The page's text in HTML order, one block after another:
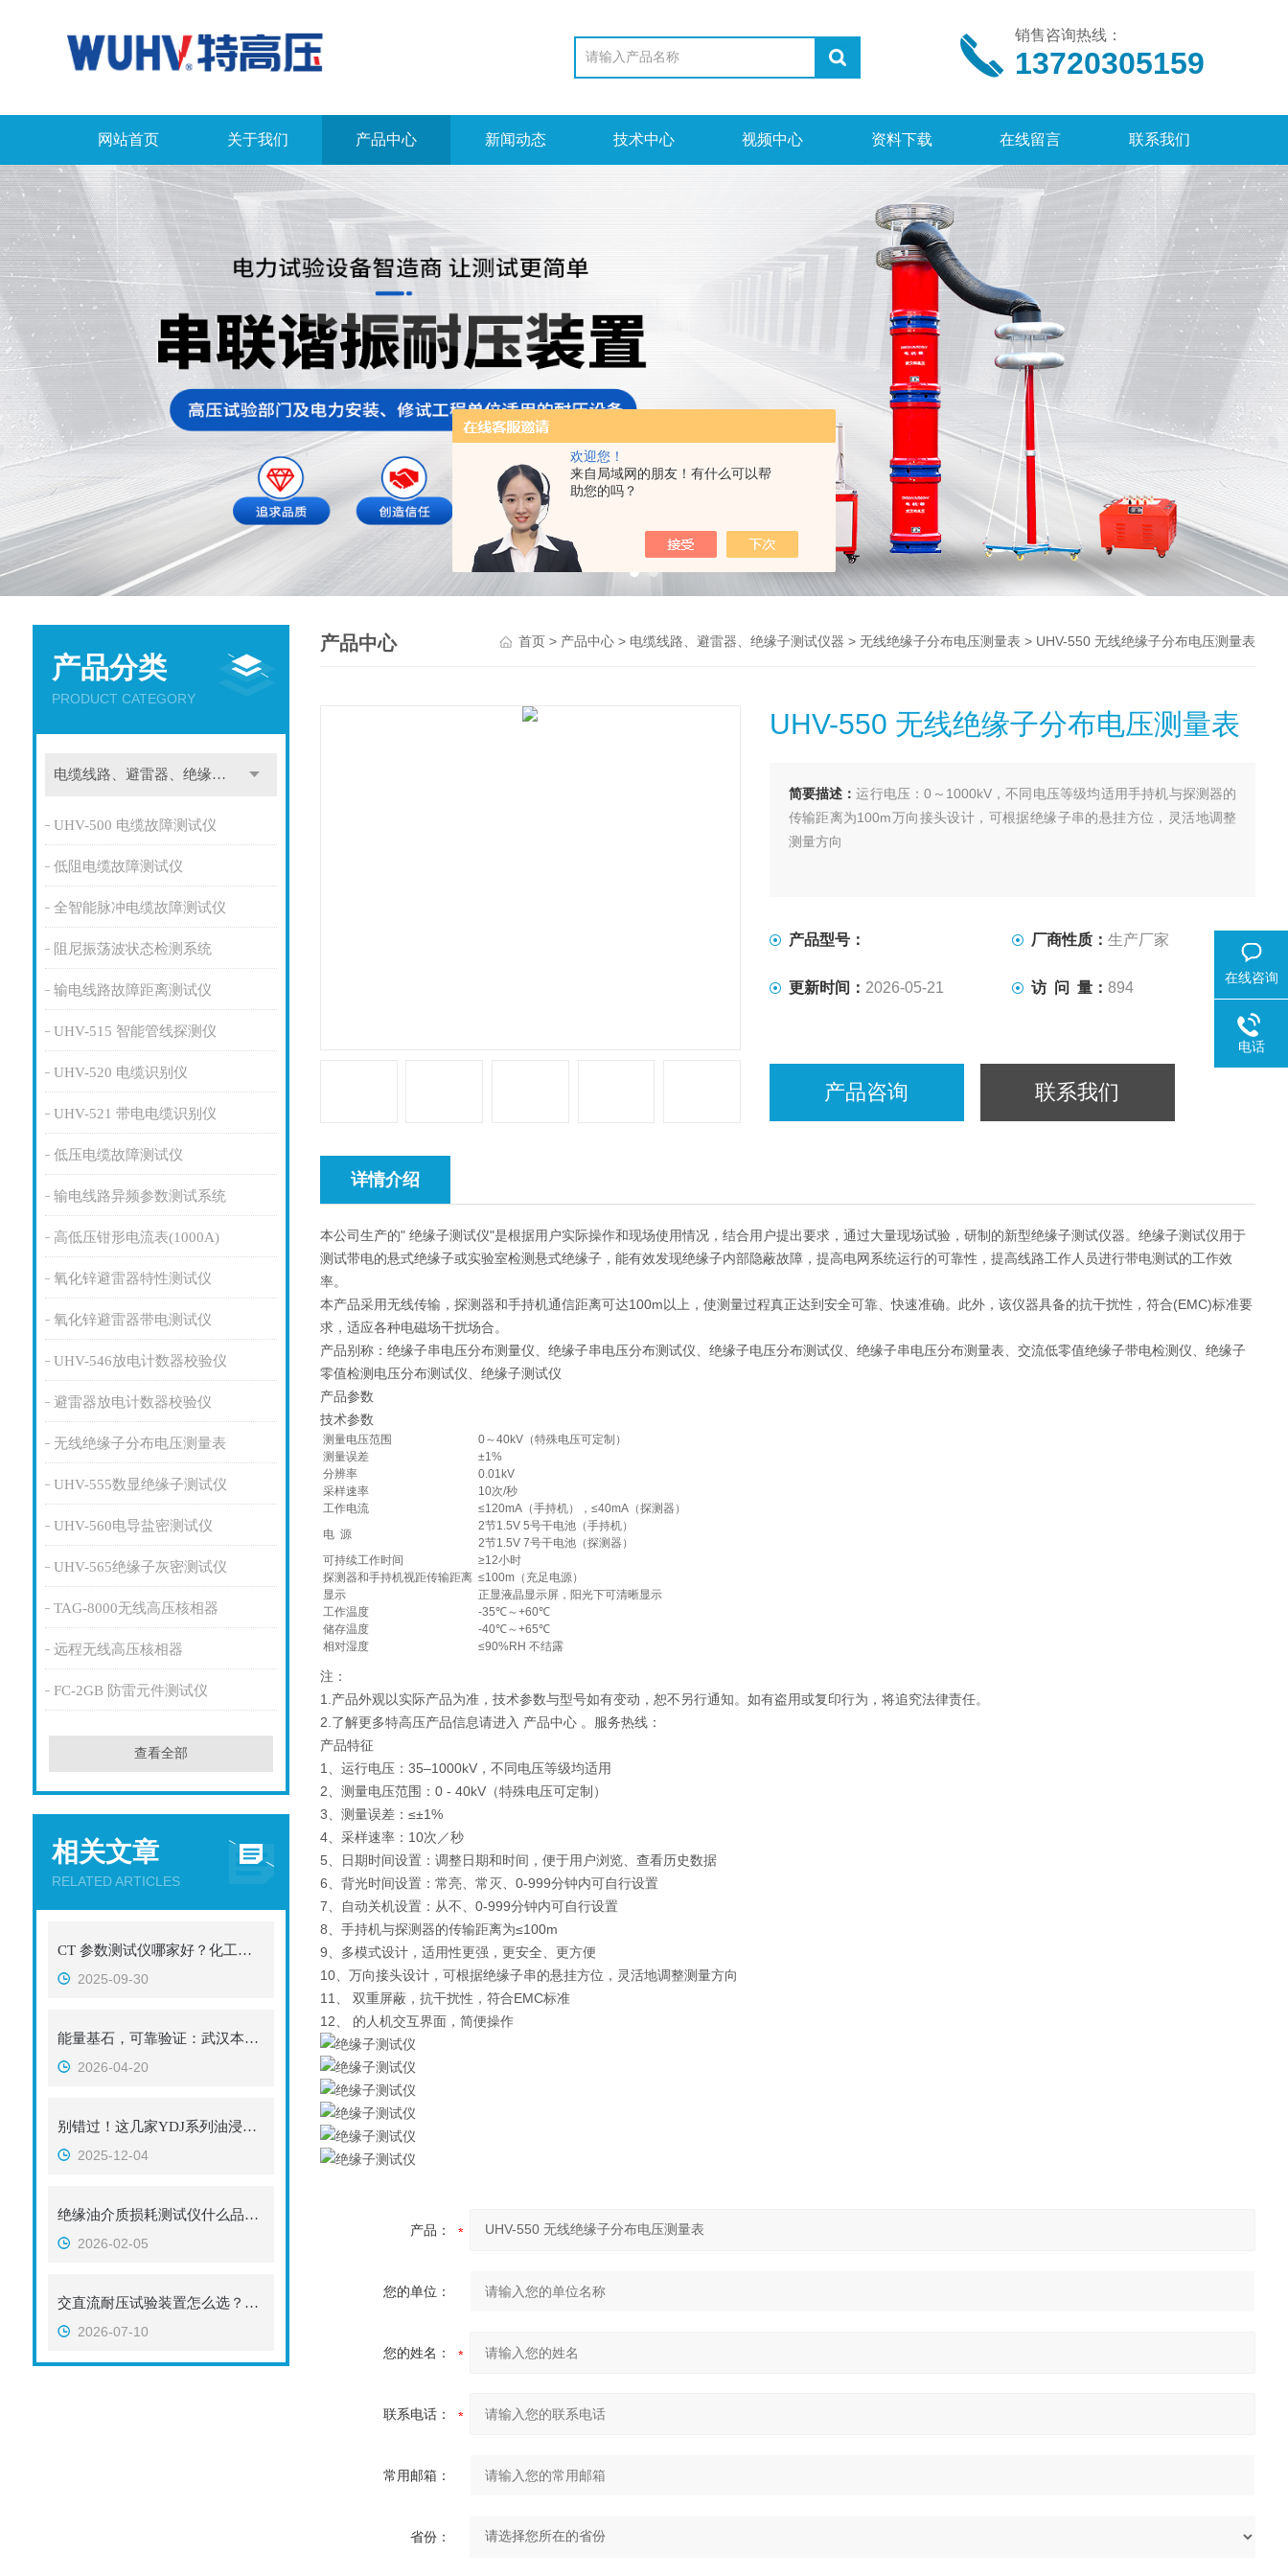
欢迎您！
来自局域网的朋友！有什么可以帮
助您的吗？
销售咨询热线：
13720305159
网站首页 关于我们 产品中心 新闻动态 技术中心 视频中心 资料下载 在线留言 联系我们
产品分类
PRODUCT CATEGORY
电缆线路、避雷器、绝缘子测试仪器
UHV-500 电缆故障测试仪
低阻电缆故障测试仪
全智能脉冲电缆故障测试仪
阻尼振荡波状态检测系统
输电线路故障距离测试仪
UHV-515 智能管线探测仪
UHV-520 电缆识别仪
UHV-521 带电电缆识别仪
低压电缆故障测试仪
输电线路异频参数测试系统
高低压钳形电流表(1000A)
氧化锌避雷器特性测试仪
氧化锌避雷器带电测试仪
UHV-546放电计数器校验仪
避雷器放电计数器校验仪
无线绝缘子分布电压测量表
UHV-555数显绝缘子测试仪
UHV-560电导盐密测试仪
UHV-565绝缘子灰密测试仪
TAG-8000无线高压核相器
远程无线高压核相器
FC-2GB 防雷元件测试仪
查看全部
相关文章
RELATED ARTICLES
CT 参数测试仪哪家好？化工企业力荐武汉特高压电力
2025-09-30
能量基石，可靠验证：武汉本土实力厂家与蓄电池充放电测试仪
2026-04-20
别错过！这几家YDJ系列油浸式试验变压器生产厂家，个个实力惊人！
2025-12-04
绝缘油介质损耗测试仪什么品牌好：如何评估介质损耗测试仪的性能
2026-02-05
交直流耐压试验装置怎么选？看清这 5 个关键参数，避免踩坑
2026-07-10
产品中心 首页 > 产品中心 > 电缆线路、避雷器、绝缘子测试仪器 >无线绝缘子分布电压测量表 > UHV-550 无线绝缘子分布电压测量表
UHV-550 无线绝缘子分布电压测量表
简要描述：运行电压：0～1000kV，不同电压等级均适用手持机与探测器的
传输距离为100m万向接头设计，可根据绝缘子串的悬挂方位，灵活地调整
测量方向
产品型号： 厂商性质：生产厂家
更新时间： 2026-05-21 访 问 量：894
产品咨询 联系我们
详情介绍
本公司生产的" 绝缘子测试仪"是根据用户实际操作和现场使用情况，结合用户提出要求，通过大量现场试验，研制的新型绝缘子测试仪器。绝缘子测试仪用于
测试带电的悬式绝缘子或实验室检测悬式绝缘子，能有效发现绝缘子内部隐蔽故障，提高电网系统运行的可靠性，提高线路工作人员进行带电测试的工作效
率。
本产品采用无线传输，探测器和手持机通信距离可达100m以上，使测量过程真正达到安全可靠、快速准确。此外，该仪器具备的抗干扰性，符合(EMC)标准要
求，适应各种电磁场干扰场合。
产品别称：绝缘子串电压分布测量仪、绝缘子串电压分布测试仪、绝缘子电压分布测试仪、绝缘子串电压分布测量表、交流低零值绝缘子带电检测仪、绝缘子
零值检测电压分布测试仪、绝缘子测试仪
产品参数
技术参数
测量电压范围
0～40kV（特殊电压可定制）
测量误差
±1%
分辨率
0.01kV
采样速率
10次/秒
工作电流
≤120mA（手持机），≤40mA（探测器）
电 源
2节1.5V 5号干电池（手持机）
2节1.5V 7号干电池（探测器）
可持续工作时间
≥12小时
探测器和手持机视距传输距离 ≤100m（充足电源）
显示
正显液晶显示屏，阳光下可清晰显示
工作温度
-35℃～+60℃
储存温度
-40℃～+65℃
相对湿度
≤90%RH 不结露
注：
1.产品外观以实际产品为准，技术参数与型号如有变动，恕不另行通知。如有盗用或复印行为，将追究法律责任。
2.了解更多特高压产品信息请进入 产品中心 。服务热线：
产品特征
1、运行电压：35–1000kV，不同电压等级均适用
2、测量电压范围：0 - 40kV（特殊电压可定制）
3、测量误差：≤±1%
4、采样速率：10次／秒
5、日期时间设置：调整日期和时间，便于用户浏览、查看历史数据
6、背光时间设置：常亮、常灭、0-999分钟内可自行设置
7、自动关机设置：从不、0-999分钟内可自行设置
8、手持机与探测器的传输距离为≤100m
9、多模式设计，适用性更强，更安全、更方便
10、万向接头设计，可根据绝缘子串的悬挂方位，灵活地调整测量方向
11、 双重屏蔽，抗干扰性，符合EMC标准
12、 的人机交互界面，简便操作
产品：
您的单位：
您的姓名：
联系电话：
常用邮箱：
省份：
在线咨询
电话